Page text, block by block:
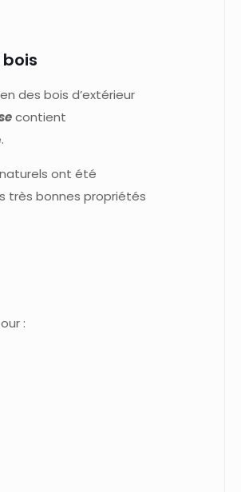
des bois d’extérieur
contient
ont été
très bonnes propriétés
: